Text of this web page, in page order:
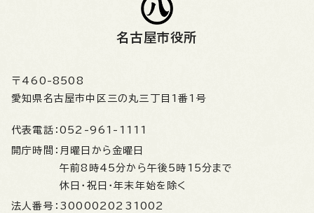
名古屋市役所
〒460-8508
愛知県名古屋市中区三の丸三丁目1番1号
代表電話： 052-961-1111
開庁時間： 月曜日から金曜日
午前8時45分から午後5時15分まで
休日・祝日・年末年始を除く
法人番号： 3000020231002